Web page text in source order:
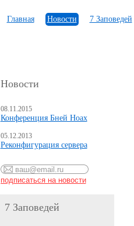
Главная Новости 7 Заповедей
Новости
08.11.2015
Конференция Бней Ноах
05.12.2013
Реконфигурация сервера
7 Заповедей